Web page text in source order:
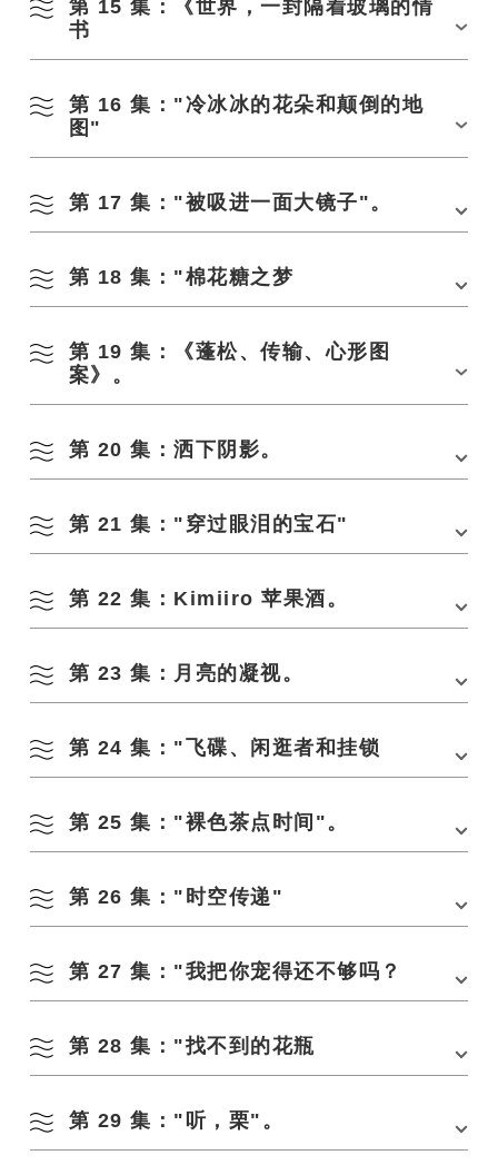
地点：宇佐木和谷巴士站附近
日期：4 月初
第 15 集：《世界，一封隔着玻璃的情
书
地点：涩木站附近/俵山社区中心附近/ 江越川公园附近/长门汤本 IC⠀附近
日期：4 月初
第 16 集："冷冰冰的花朵和颠倒的地
图"
地点：俵山温泉街附近/俵山社区中心附近/俵山多功能交易广场
日期：3 月下旬。
第 17 集："被吸进一面大镜子"。
地点：香德寺 （阿布拉亚地区）
日期：6 月下旬
第 18 集："棉花糖之梦
地点：松岛海岸（三栖地区）
日期：7 月下旬
第 19 集：《蓬松、传输、心形图
案》。
地点：田原岛（油屋地区）
日期：6 月下旬
第 20 集：洒下阴影。
地点：戈丹瀑布（俵山地区）
日期：8 月下旬。
第 21 集："穿过眼泪的宝石"
地点：Nami no Hashidate /青海岛海滨酒店/ 靠近清爽的海滩
日期：7 月下旬
第 22 集：Kimiiro 苹果酒。
地点：长门汤本温泉 IC⠀ 附近
日期：8 月下旬。
第 23 集：月亮的凝视。
地点：长门三隅车站附近⠀
日期：11 月中旬
第 24 集："飞碟、闲逛者和挂锁
地点：西园寺
日期：11 月下旬
第 25 集："裸色茶点时间"。
地点：俵山地区长门市
日期：11 月下旬。
第 26 集："时空传递"
地点：阿布拉亚体育公园附近/阿布拉亚岛
日期：12 月中旬
第 27 集："我把你宠得还不够吗？
地点：神木川公园
日期：4 月初
第 28 集："找不到的花瓶
地点：德咀河侵蚀控制公园（三隅地区）
日期：3 月下旬。
第 29 集："听，栗"。